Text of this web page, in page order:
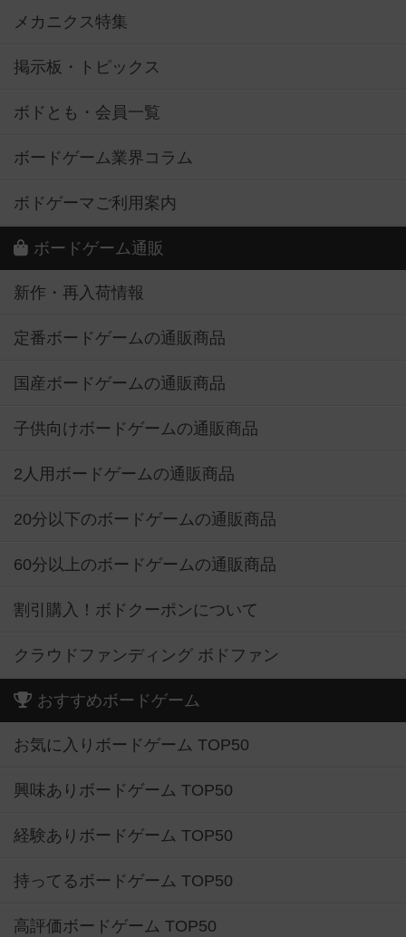
メカニクス特集
掲示板・トピックス
ボドとも・会員一覧
ボードゲーム業界コラム
ボドゲーマご利用案内
ボードゲーム通販
新作・再入荷情報
定番ボードゲームの通販商品
国産ボードゲームの通販商品
子供向けボードゲームの通販商品
2人用ボードゲームの通販商品
20分以下のボードゲームの通販商品
60分以上のボードゲームの通販商品
割引購入！ボドクーポンについて
クラウドファンディング ボドファン
おすすめボードゲーム
お気に入りボードゲーム TOP50
興味ありボードゲーム TOP50
経験ありボードゲーム TOP50
持ってるボードゲーム TOP50
高評価ボードゲーム TOP50